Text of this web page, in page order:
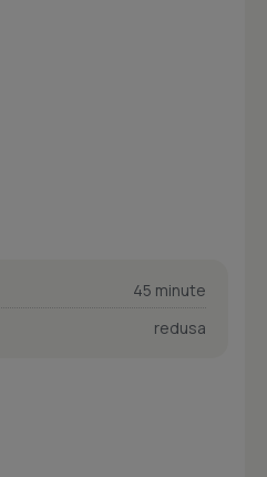
45 minute
redusa